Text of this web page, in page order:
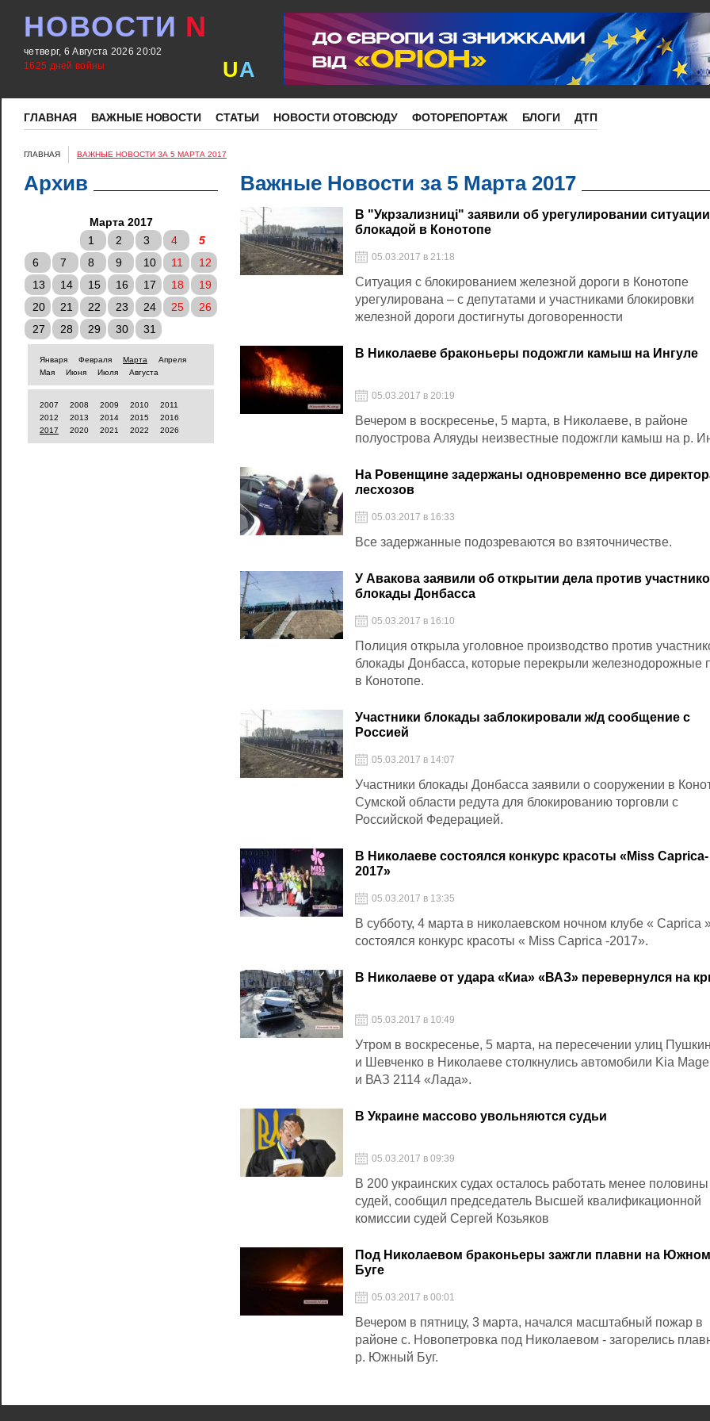
НОВОСТИ N
четверг, 6 Августа 2026 20:02
1625 дней войны
UA
ГЛАВНАЯ ВАЖНЫЕ НОВОСТИ СТАТЬИ НОВОСТИ ОТОВСЮДУ ФОТОРЕПОРТАЖ БЛОГИ ДТП
ГЛАВНАЯ ВАЖНЫЕ НОВОСТИ ЗА 5 МАРТА 2017
Архив
Марта 2017
1
2 3 4
5
6
7 8 9 10 11
12
13
14 15 16 17 18
19
20
21 22 23 24 25
26
27
28 29 30 31
Января Февраля Марта
Апреля
Мая
Июня Июля Августа
2007 2008 2009 2010
2011
2012
2013 2014 2015
2016
2017
2020 2021 2022 2026
Важные Новости за 5 Марта 2017
В "Укрзализниці" заявили об урегулировании
блокадой в Конотопе
05.03.2017 в 21:18
Ситуация с блокированием железной дороги в Конотопе
урегулирована – с депутатами и участниками блокировки
железной дороги достигнуты договоренности
В Николаеве браконьеры подожгли камыш на Ингуле
05.03.2017 в 20:19
Вечером в воскресенье, 5 марта, в Николаеве, в районе
полуострова Аляуды неизвестные подожгли камыш на р.
На Ровенщине задержаны одновременно все
лесхозов
05.03.2017 в 16:33
Все задержанные подозреваются во взяточничестве.
У Авакова заявили об открытии дела против
блокады Донбасса
05.03.2017 в 16:10
Полиция открыла уголовное производство против
блокады Донбасса, которые перекрыли железнодорожные
в Конотопе.
Участники блокады заблокировали ж/д сообщение с
Россией
05.03.2017 в 14:07
Участники блокады Донбасса заявили о сооружении в
Сумской области редута для блокированию торговли с
Российской Федерацией.
В Николаеве состоялся конкурс красоты «Miss Caprica-
2017»
05.03.2017 в 13:35
В субботу, 4 марта в николаевском ночном клубе « Caprica
состоялся конкурс красоты « Miss Caprica -2017».
В Николаеве от удара «Киа» «ВАЗ» перевернулся на
05.03.2017 в 10:49
Утром в воскресенье, 5 марта, на пересечении улиц
и Шевченко в Николаеве столкнулись автомобили Kia
и ВАЗ 2114 «Лада».
В Украине массово увольняются судьи
05.03.2017 в 09:39
В 200 украинских судах осталось работать менее половины
судей, сообщил председатель Высшей квалификационной
комиссии судей Сергей Козьяков
Под Николаевом браконьеры зажгли плавни на Южном
Буге
05.03.2017 в 00:01
Вечером в пятницу, 3 марта, начался масштабный пожар в
районе с. Новопетровка под Николаевом - загорелись
р. Южный Буг.